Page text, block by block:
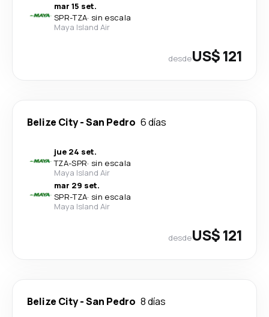
mar 15 set.
SPR-TZA· sin escala
Maya Island Air
desdeUS$ 121
Belize City-San Pedro 6 días
jue 24 set.
TZA-SPR· sin escala
Maya Island Air
mar 29 set.
SPR-TZA· sin escala
Maya Island Air
desdeUS$ 121
Belize City-San Pedro 8 días